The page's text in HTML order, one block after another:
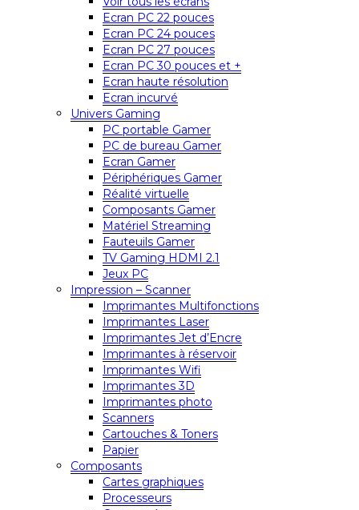
Ecran PC 22 pouces
Ecran PC 24 pouces
Ecran PC 27 pouces
Ecran PC 30 pouces et +
Ecran haute résolution
Ecran incurvé
Univers Gaming
PC portable Gamer
PC de bureau Gamer
Ecran Gamer
Périphériques Gamer
Réalité virtuelle
Composants Gamer
Matériel Streaming
Fauteuils Gamer
TV Gaming HDMI 2.1
Jeux PC
Impression – Scanner
Imprimantes Multifonctions
Imprimantes Laser
Imprimantes Jet d’Encre
Imprimantes à réservoir
Imprimantes Wifi
Imprimantes 3D
Imprimantes photo
Scanners
Cartouches & Toners
Papier
Composants
Cartes graphiques
Processeurs